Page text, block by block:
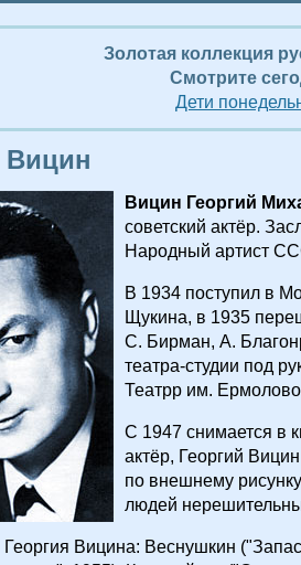
Золотая коллекция
Смотрите
Дети
Вицин
Вицин Георгий
советский актёр.
Народный артист
В 1934 поступил в
Щукина, в 1935
С. Бирман, А.
театра-студии под
Театрр им.
С 1947 снимается в
актёр, Георгий
по внешнему
людей
Вицина: Веснушкин